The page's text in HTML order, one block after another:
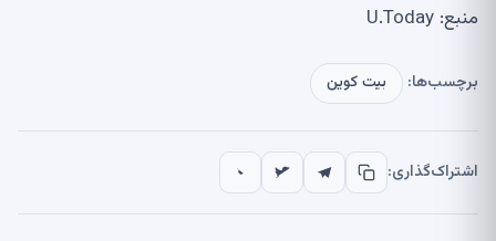
منبع: U.Today
برچسب‌ها: بیت کوین
اشتراک‌گذاری: